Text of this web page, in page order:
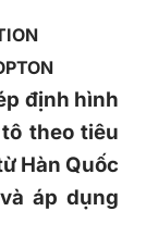
định hình
theo tiêu
Hàn Quốc
áp dụng